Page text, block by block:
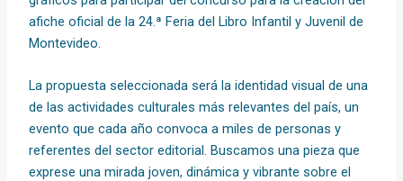
afiche oficial de la 24.ª Feria del Libro Infantil y Juvenil de
Montevideo.
La propuesta seleccionada será la identidad visual de una
de las actividades culturales más relevantes del país, un
evento que cada año convoca a miles de personas y
referentes del sector editorial. Buscamos una pieza que
exprese una mirada joven, dinámica y vibrante sobre el